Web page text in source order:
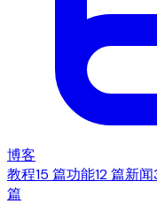
博客
教程15 篇功能12 篇新闻
篇